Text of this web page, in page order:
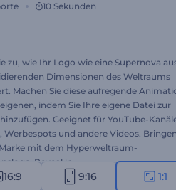
10 Sekunden
zu, wie Ihr Logo wie eine Supernova
Dimensionen des Weltraums
Machen Sie diese aufregende
indem Sie Ihre eigene Datei zur
Geeignet für YouTube-
Werbespots und andere Videos. Bringen
mit dem Hyperweltraum-
Reveal in
Probieren Sie es
16:9 9:16 1:1